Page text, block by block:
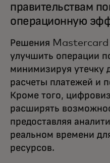
правительствам
операционную
Решения Mastercard
улучшить операции
минимизируя утечку
расчеты платежей и
Кроме того,
расширять
предоставляя
реальном времени
ресурсов.